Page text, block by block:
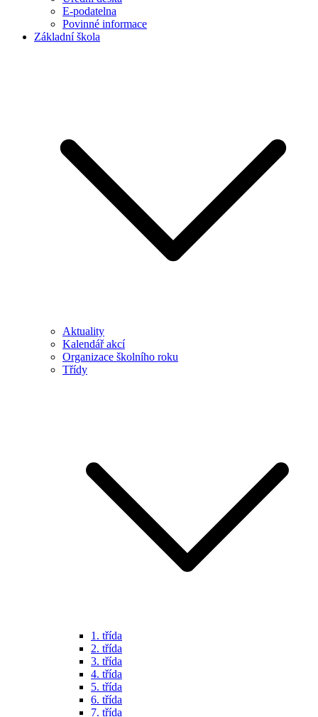
E-podatelna
Povinné informace
Základní škola
Aktuality
Kalendář akcí
Organizace školního roku
Třídy
1. třída
2. třída
3. třída
4. třída
5. třída
6. třída
7. třída